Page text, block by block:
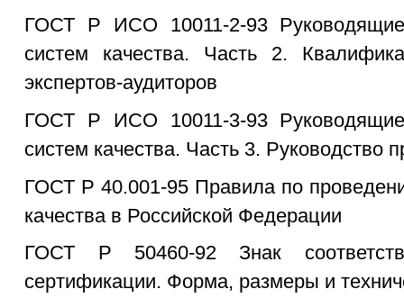
ГОСТ Р ИСО 10011-2-93 Руководящие
систем качества. Часть 2.
экспертов-аудиторов
ГОСТ Р ИСО 10011-3-93 Руководящие
систем качества. Часть 3. Руководство
ГОСТ Р 40.001-95 Правила по
качества в Российской Федерации
ГОСТ Р 50460-92 Знак
сертификации. Форма, размеры и